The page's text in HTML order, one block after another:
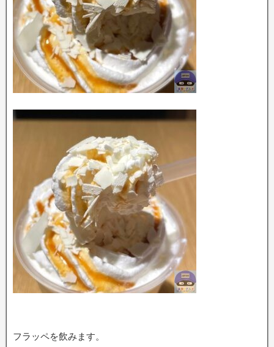
フラッペを飲みます。